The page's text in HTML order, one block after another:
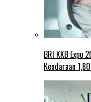
BRI KKB Expo
Kendaraan